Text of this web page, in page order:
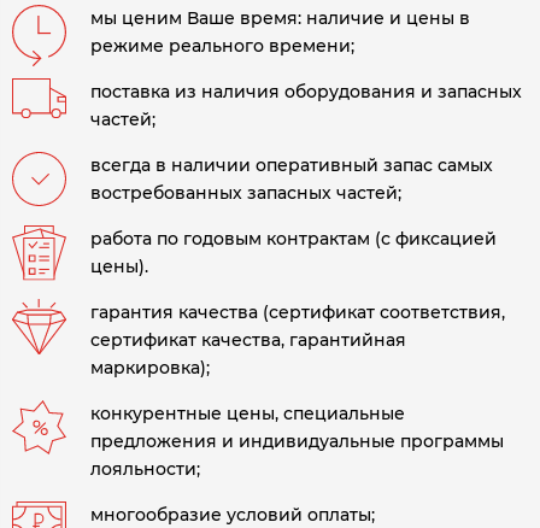
мы ценим Ваше время: наличие и цены в
режиме реального времени;
поставка из наличия оборудования и запасных
частей;
всегда в наличии оперативный запас самых
востребованных запасных частей;
работа по годовым контрактам (с фиксацией
цены).
гарантия качества (сертификат соответствия,
сертификат качества, гарантийная
маркировка);
конкурентные цены, специальные
предложения и индивидуальные программы
лояльности;
многообразие условий оплаты;